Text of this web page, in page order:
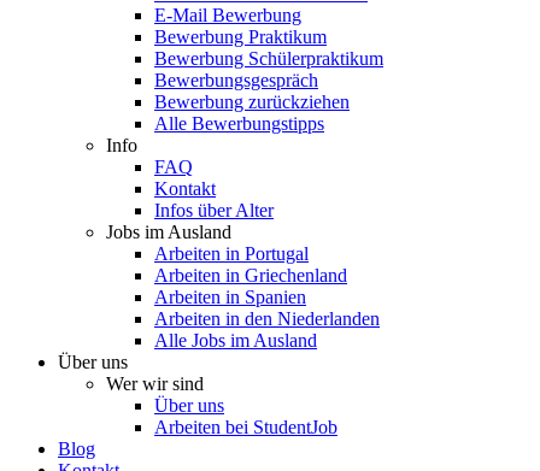
E-Mail Bewerbung
Bewerbung Praktikum
Bewerbung Schülerpraktikum
Bewerbungsgespräch
Bewerbung zurückziehen
Alle Bewerbungstipps
Info
FAQ
Kontakt
Infos über Alter
Jobs im Ausland
Arbeiten in Portugal
Arbeiten in Griechenland
Arbeiten in Spanien
Arbeiten in den Niederlanden
Alle Jobs im Ausland
Über uns
Wer wir sind
Über uns
Arbeiten bei StudentJob
Blog